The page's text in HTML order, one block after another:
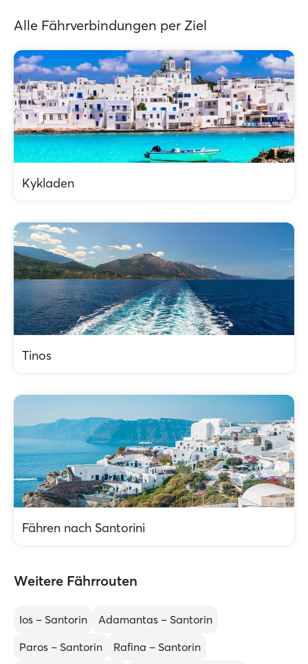
Alle Fährverbindungen per Ziel
Kykladen
Tinos
Fähren nach Santorini
Weitere Fährrouten
Ios – Santorin
Adamantas – Santorin
Paros – Santorin
Rafina – Santorin